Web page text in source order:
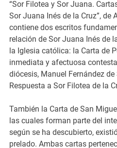
“Sor Filotea y Sor Juana.
Sor Juana Inés de la Cruz”, de
contiene dos escritos
relación de Sor Juana Inés de
la Iglesia católica: la Carta de
inmediata y afectuosa
diócesis, Manuel Fernández
Respuesta a Sor Filotea de la
También la Carta de San
las cuales forman parte del
según se ha descubierto,
prelado. Ambas cartas